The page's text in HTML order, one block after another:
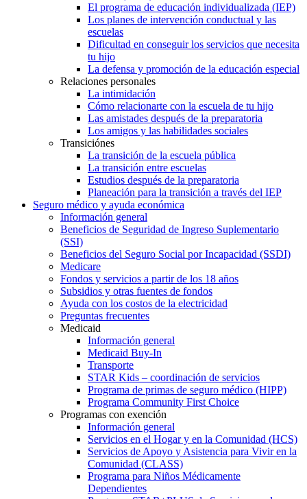
El programa de educación individualizada (IEP)
Los planes de intervención conductual y las
escuelas
Dificultad en conseguir los servicios que necesita
tu hijo
La defensa y promoción de la educación especial
Relaciones personales
La intimidación
Cómo relacionarte con la escuela de tu hijo
Las amistades después de la preparatoria
Los amigos y las habilidades sociales
Transiciónes
La transición de la escuela pública
La transición entre escuelas
Estudios después de la preparatoria
Planeación para la transición a través del IEP
Seguro médico y ayuda económica
Información general
Beneficios de Seguridad de Ingreso Suplementario
(SSI)
Beneficios del Seguro Social por Incapacidad (SSDI)
Medicare
Fondos y servicios a partir de los 18 años
Subsidios y otras fuentes de fondos
Ayuda con los costos de la electricidad
Preguntas frecuentes
Medicaid
Información general
Medicaid Buy-In
Transporte
STAR Kids – coordinación de servicios
Programa de primas de seguro médico (HIPP)
Programa Community First Choice
Programas con exención
Información general
Servicios en el Hogar y en la Comunidad (HCS)
Servicios de Apoyo y Asistencia para Vivir en la
Comunidad (CLASS)
Programa para Niños Médicamente
Dependientes